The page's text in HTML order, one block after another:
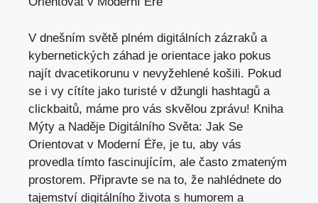
V dnešním světě plném digitálních zázraků a
kybernetických záhad je orientace jako pokus
najít dvacetikorunu v nevyžehlené košili. Pokud
se i vy cítíte jako turisté v džungli hashtagů a
clickbaitů, máme pro vás skvělou zprávu! Kniha
Mýty a Naděje Digitálního Světa: Jak Se
Orientovat v Moderní Éře, je tu, aby vás
provedla tímto fascinujícím, ale často zmateným
prostorem. Připravte se na to, že nahlédnete do
tajemství digitálního života s humorem a